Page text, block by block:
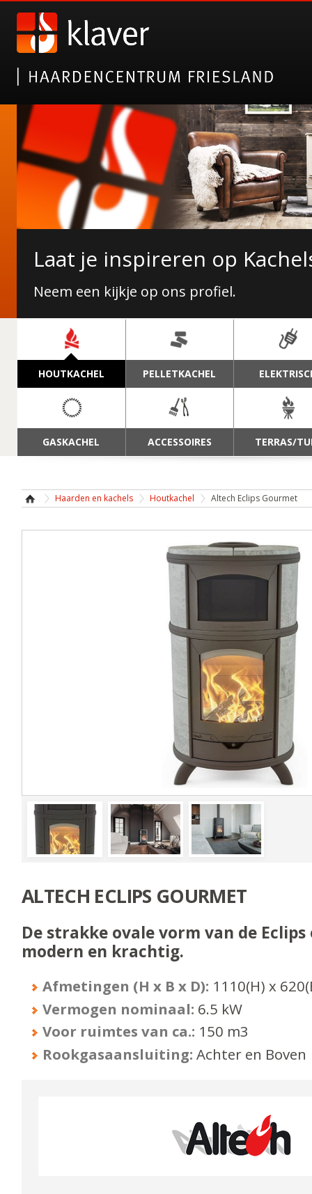
Nieuwe collectie
Janco de Jong!
Laat je inspireren op
Neem een kijkje op ons profiel.
NAVIGATIE
HOUTKACHEL PELLETKACHEL
GASKACHEL ACCESSOIRES TERRAS/
Haarden en kachels Houtkachel Altech Eclips Gourmet
ALTECH ECLIPS GOURMET
De strakke ovale vorm van de
modern en krachtig.
Afmetingen (H x B x D): 1110(H) x 620
Vermogen nominaal: 6.5 kW
Voor ruimtes van ca.: 150 m3
Rookgasaansluiting: Achter en Boven